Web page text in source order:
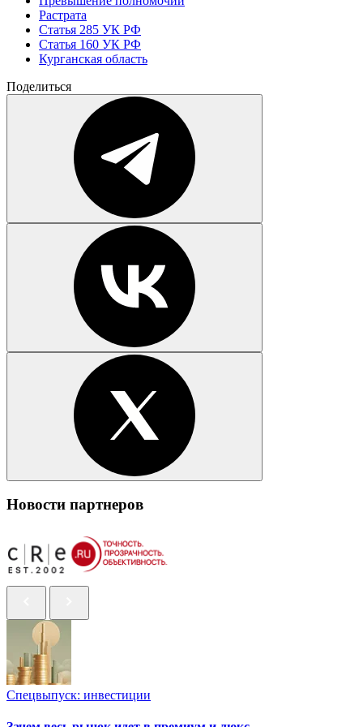
Растрата
Статья 285 УК РФ
Статья 160 УК РФ
Курганская область
Поделиться
Новости партнеров
Спецвыпуск: инвестиции